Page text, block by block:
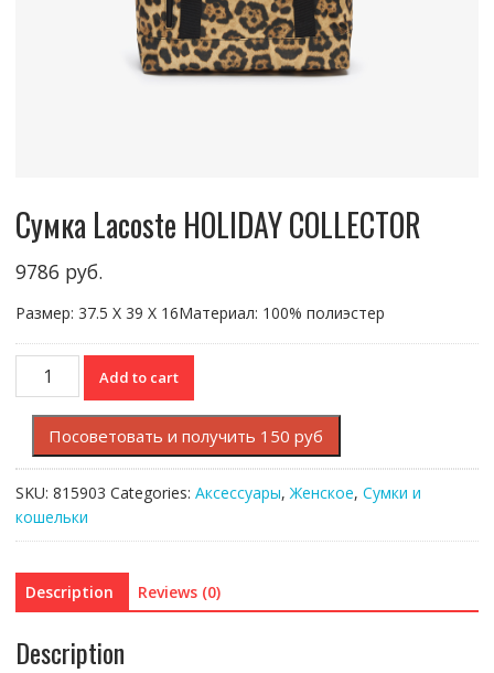
Сумка Lacoste HOLIDAY COLLECTOR
9786 руб.
Размер: 37.5 X 39 X 16Материал: 100% полиэстер
Сумка
Lacoste
HOLIDAY
COLLECTOR
quantity
Add to cart
Посоветовать и получить 150 руб
SKU: 815903 Categories: Аксессуары,Женское, Сумки и
кошельки
Description Reviews (0)
Description